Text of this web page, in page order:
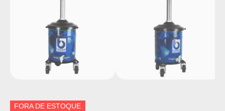
FORA DE ESTOQUE